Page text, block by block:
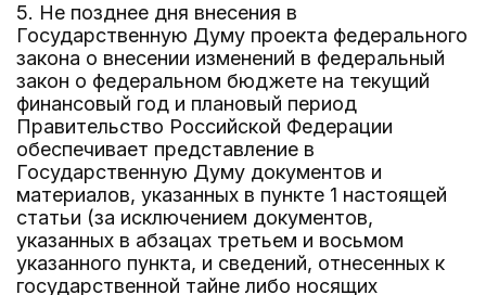
5. Не позднее дня внесения в
Государственную Думу проекта федерального
закона о внесении изменений в федеральный
закон о федеральном бюджете на текущий
финансовый год и плановый период
Правительство Российской Федерации
обеспечивает представление в
Государственную Думу документов и
материалов, указанных в пункте 1 настоящей
статьи (за исключением документов,
указанных в абзацах третьем и восьмом
указанного пункта, и сведений, отнесенных к
государственной тайне либо носящих